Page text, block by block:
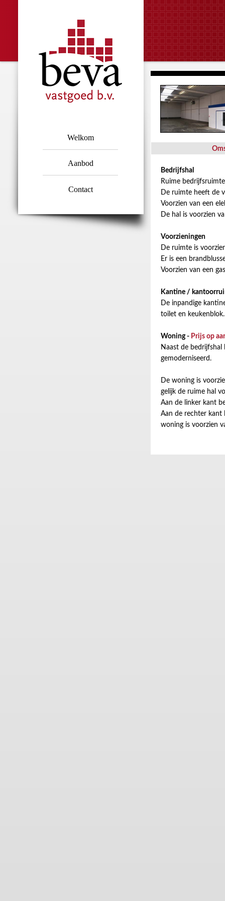
Bedrijfshal
Ruime
De ruimte heeft de
Voorzien van een
De hal is voorzien
Voorzieningen
De ruimte is
Er is een
Voorzien van een
Kantine /
De inpandige
toilet en
Woning - Prijs op
Naast de
gemoderniseerd.
De woning is
gelijk de ruime hal
Aan de linker kant
Aan de rechter kant
woning is voorzien
Welkom
Aanbod
Contact